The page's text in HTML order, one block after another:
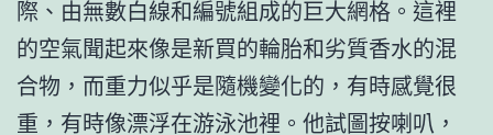
際、由無數白線和編號組成的巨大網格。這裡
的空氣聞起來像是新買的輪胎和劣質香水的混
合物，而重力似乎是隨機變化的，有時感覺很
重，有時像漂浮在游泳池裡。他試圖按喇叭，